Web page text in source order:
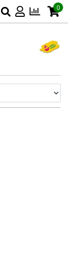
0